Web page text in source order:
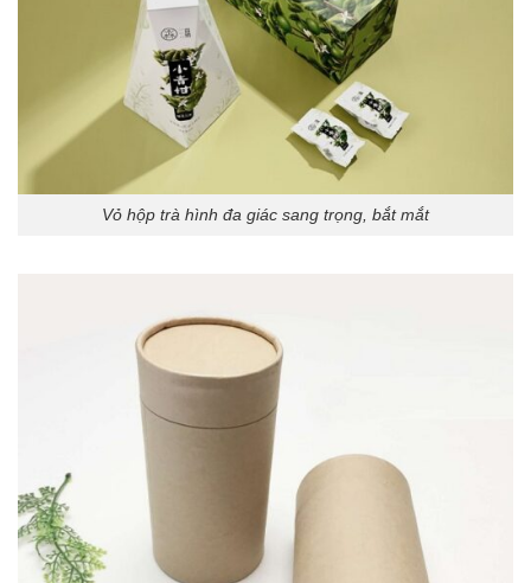
Vỏ hộp trà hình đa giác sang trọng, bắt mắt